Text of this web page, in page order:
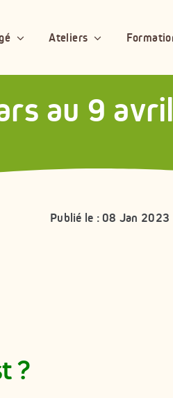
Ateliers
au 9
Publié le : 08 Jan 2023
?
réunions
citoyen